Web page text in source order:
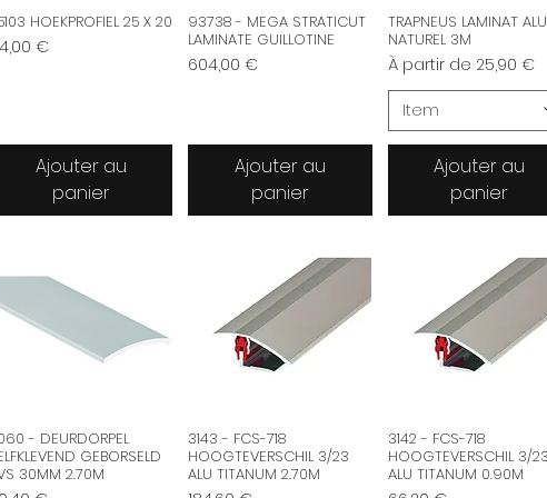
HOEKPROFIEL 25 X 20
€
Ajouter au
panier
93738 - MEGA STRATICUT
LAMINATE GUILLOTINE
Prix
604,00 €
Ajouter au
panier
TRAPNEUS LAMINAT ALU
NATUREL 3M
À partir de 25,90 €
Prix promotionnel
Item
Ajouter au
panier
- DEURDORPEL
GEBORSELD
30MM 2.70M
3143 - FCS-718
HOOGTEVERSCHIL 3/23
ALU TITANUM 2.70M
3142 - FCS-718
HOOGTEVERSCHIL 3/23
ALU TITANUM 0.90M